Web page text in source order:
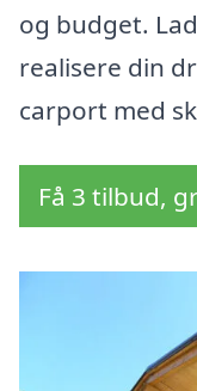
og budget.
realisere din
carport med
Få 3 tilbud,